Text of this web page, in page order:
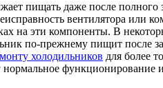
пищать даже после
вентилятора или
на эти компоненты. В
по-прежнему пищит после
холодильников для более
функционирование